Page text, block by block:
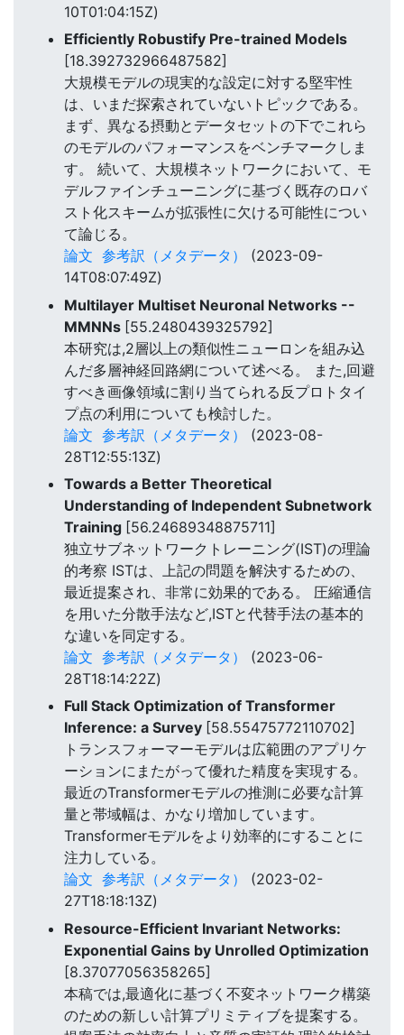
10T01:04:15Z)
Efficiently Robustify Pre-trained Models
[18.392732966487582]
大規模モデルの現実的な設定に対する堅牢性
は、いまだ探索されていないトピックである。
まず、異なる摂動とデータセットの下でこれら
のモデルのパフォーマンスをベンチマークしま
す。 続いて、大規模ネットワークにおいて、モ
デルファインチューニングに基づく既存のロバ
スト化スキームが拡張性に欠ける可能性につい
て論じる。
論文 参考訳（メタデータ）
(2023-09-
14T08:07:49Z)
Multilayer Multiset Neuronal Networks --
MMNNs [55.2480439325792]
本研究は,2層以上の類似性ニューロンを組み込
んだ多層神経回路網について述べる。 また,回避
すべき画像領域に割り当てられる反プロトタイ
プ点の利用についても検討した。
論文 参考訳（メタデータ）
(2023-08-
28T12:55:13Z)
Towards a Better Theoretical
Understanding of Independent Subnetwork
Training [56.24689348875711]
独立サブネットワークトレーニング(IST)の理論
的考察 ISTは、上記の問題を解決するための、
最近提案され、非常に効果的である。 圧縮通信
を用いた分散手法など,ISTと代替手法の基本的
な違いを同定する。
論文 参考訳（メタデータ）
(2023-06-
28T18:14:22Z)
Full Stack Optimization of Transformer
Inference: a Survey [58.55475772110702]
トランスフォーマーモデルは広範囲のアプリケ
ーションにまたがって優れた精度を実現する。
最近のTransformerモデルの推測に必要な計算
量と帯域幅は、かなり増加しています。
Transformerモデルをより効率的にすることに
注力している。
論文 参考訳（メタデータ）
(2023-02-
27T18:18:13Z)
Resource-Efficient Invariant Networks:
Exponential Gains by Unrolled Optimization
[8.37077056358265]
本稿では,最適化に基づく不変ネットワーク構築
のための新しい計算プリミティブを提案する。